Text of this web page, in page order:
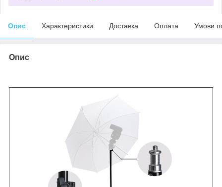
Опис Характеристики Доставка Оплата Умови
Опис